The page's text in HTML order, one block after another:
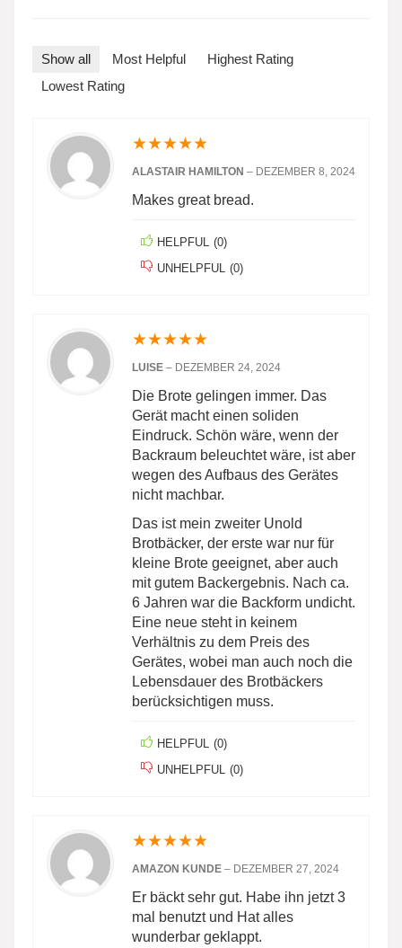
Show all Most Helpful
Highest Rating
Lowest Rating
★★★★★
ALASTAIR HAMILTON – DEZEMBER 8, 2024
Makes great bread.
HELPFUL (0)
UNHELPFUL
(0)
★★★★★
LUISE – DEZEMBER 24, 2024
Die Brote gelingen immer. Das
Gerät macht einen soliden
Eindruck. Schön wäre, wenn der
Backraum beleuchtet wäre, ist aber
wegen des Aufbaus des Gerätes
nicht machbar.
Das ist mein zweiter Unold
Brotbäcker, der erste war nur für
kleine Brote geeignet, aber auch
mit gutem Backergebnis. Nach ca.
6 Jahren war die Backform undicht.
Eine neue steht in keinem
Verhältnis zu dem Preis des
Gerätes, wobei man auch noch die
Lebensdauer des Brotbäckers
berücksichtigen muss.
HELPFUL (0)
UNHELPFUL
(0)
★★★★★
AMAZON KUNDE – DEZEMBER 27, 2024
Er bäckt sehr gut. Habe ihn jetzt 3
mal benutzt und Hat alles
wunderbar geklappt.